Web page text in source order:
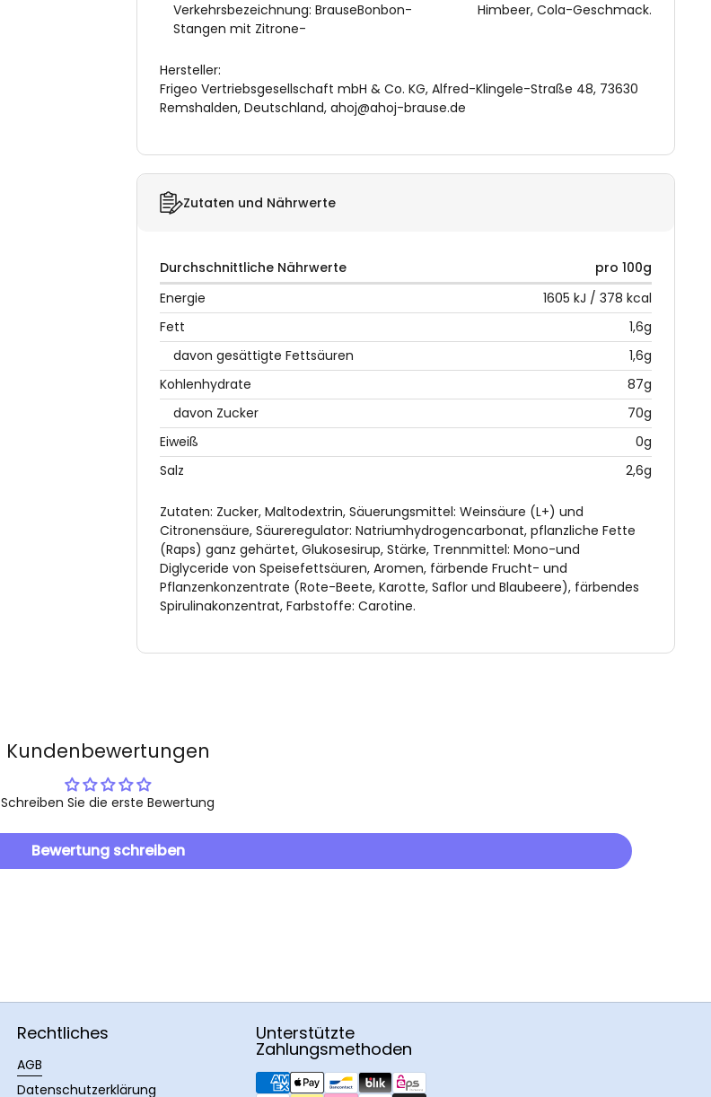
Verkehrsbezeichnung: BrauseBonbon-
Stangen mit Zitrone-
Himbeer, Cola-Geschmack.
Hersteller:
Frigeo Vertriebsgesellschaft mbH & Co. KG, Alfred-Klingele-Straße 48, 73630
Remshalden, Deutschland, ahoj@ahoj-brause.de
Zutaten und Nährwerte
Durchschnittliche Nährwerte
pro 100g
Energie
1605 kJ / 378 kcal
Fett
1,6g
davon gesättigte Fettsäuren
1,6g
Kohlenhydrate
87g
davon Zucker
70g
Eiweiß
0g
Salz
2,6g
Zutaten: Zucker, Maltodextrin, Säuerungsmittel: Weinsäure (L+) und
Citronensäure, Säureregulator: Natriumhydrogencarbonat, pflanzliche Fette
(Raps) ganz gehärtet, Glukosesirup, Stärke, Trennmittel: Mono-und
Diglyceride von Speisefettsäuren, Aromen, färbende Frucht- und
Pflanzenkonzentrate (Rote-Beete, Karotte, Saflor und Blaubeere), färbendes
Spirulinakonzentrat, Farbstoffe: Carotine.
Kundenbewertungen
Schreiben Sie die erste Bewertung
Bewertung schreiben
Rechtliches
AGB
Datenschutzerklärung
Unterstützte
Zahlungsmethoden